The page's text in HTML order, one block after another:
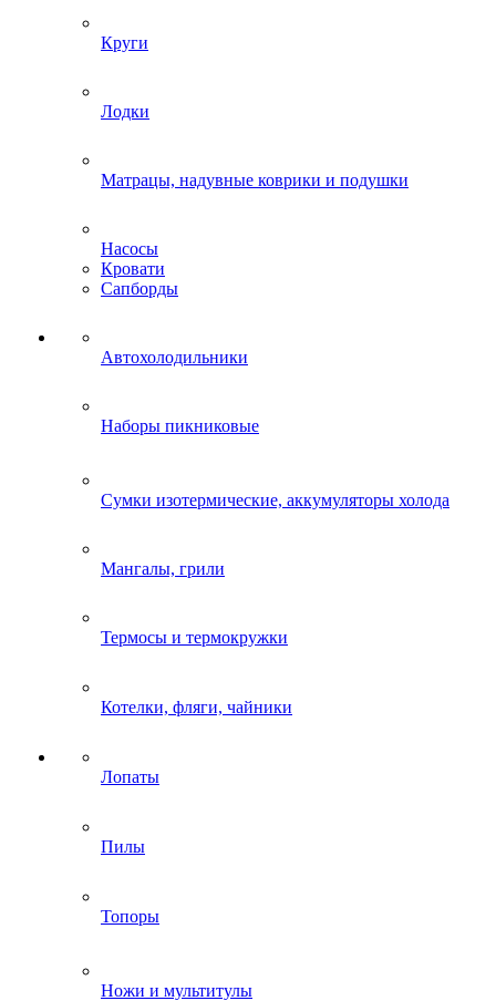
Круги
Лодки
Матрацы, надувные коврики и подушки
Насосы
Кровати
Сапборды
Автохолодильники
Наборы пикниковые
Сумки изотермические, аккумуляторы холода
Мангалы, грили
Термосы и термокружки
Котелки, фляги, чайники
Лопаты
Пилы
Топоры
Ножи и мультитулы